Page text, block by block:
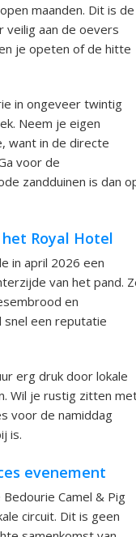
maanden. Dit is de
veilig aan de oevers
je opeten of de hitte
in ongeveer twintig
Neem je eigen
want in de directe
voor de
zandduinen is dan
Royal Hotel
in april 2026 een
van het pand.
en
snel een reputatie
erg druk door lokale
Wil je rustig zitten
voor de namiddag
is.
evenement
Camel & Pig
circuit. Dit is geen